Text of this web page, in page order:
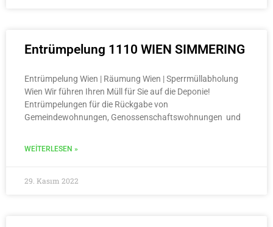
Entrümpelung 1110 WIEN SIMMERING
Entrümpelung Wien | Räumung Wien | Sperrmüllabholung
Wien Wir führen Ihren Müll für Sie auf die Deponie!
Entrümpelungen für die Rückgabe von
Gemeindewohnungen, Genossenschaftswohnungen und
WEITERLESEN »
29. Kasım 2022